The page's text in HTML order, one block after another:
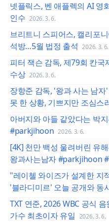
넷플릭스, 벤 애플렉의 AI 영
인수 2026. 3. 6.
브리트니 스피어스, 캘리포
석방…5월 법정 출석 2026. 3. 6.
피터 잭슨 감독, 제79회 칸
수상 2026. 3. 6.
장항준 감독, '왕과 사는 남
못 한 상황, 기쁘지만 조심스
아버지와 아들 같았다는 박
#parkjihoon 2026. 3. 6.
[4K] 천만 백성 울려버린 유
왕과사는남자 #parkjihoon
"레이첼 와이즈가 설계한 지
'블라디미르' 오늘 공개와 동
TXT 연준, 2026 WBC 공식
가수 최초이자 유일 2026. 3. 6.